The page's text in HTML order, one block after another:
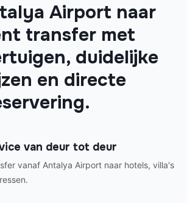
Airport naar
transfer met
duidelijke
en directe
van deur tot deur
vanaf Antalya Airport naar hotels, villa's